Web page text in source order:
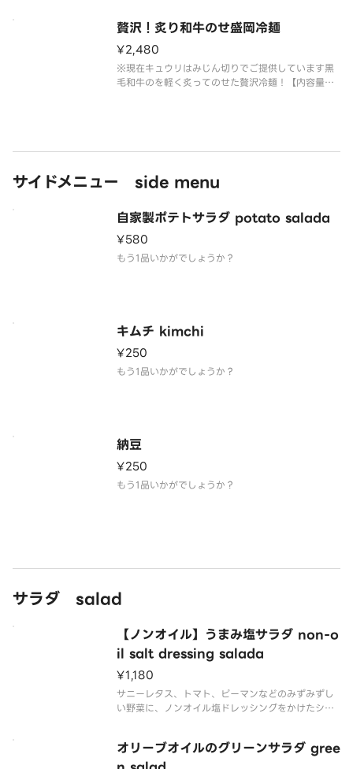
の大きさにより異なるため）半熟味玉：1/2個きゅう
り＆キムチ
贅沢！炙り和牛のせ盛岡冷麺
¥2,480
※現在キュウリはみじん切りでご提供しています黒
毛和牛のを軽く炙ってのせた贅沢冷麺！【内容量】
サイドメニュー side menu
自家製ポテトサラダ potato salada
¥580
もう1品いかがでしょうか？
キムチ kimchi
¥250
もう1品いかがでしょうか？
納豆
¥250
もう1品いかがでしょうか？
サラダ salad
【ノンオイル】うまみ塩サラダ non-o
il salt dressing salada
¥1,180
サニーレタス、トマト、ピーマンなどのみずみずし
い野菜に、ノンオイル塩ドレッシングをかけたシン
オリーブオイルのグリーンサラダ gree